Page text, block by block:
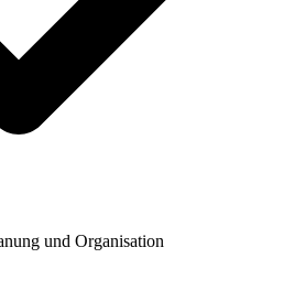
und Organisation